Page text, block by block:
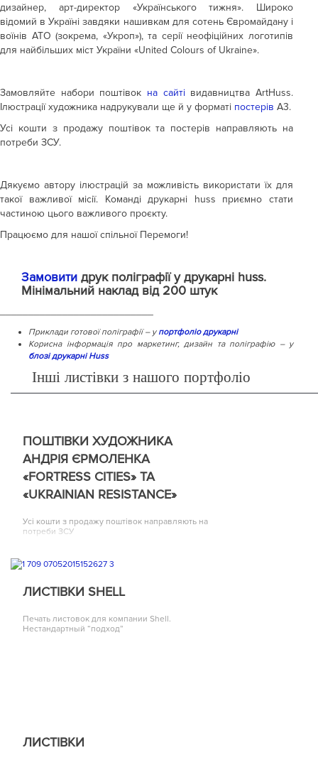
дизайнер, арт-директор «Українського тижня». Широко
відомий в Україні завдяки нашивкам для сотень Євромайдану і
воїнів АТО (зокрема, «Укроп»), та серії неофіційних логотипів
для найбільших міст України «United Colours of Ukraine».
Замовляйте набори поштівок на сайтівидавництва ArtHuss.
Ілюстрації художника надрукували ще й у форматі постерів А3.
Усі кошти з продажу поштівок та постерів направляють на
потреби ЗСУ.
Дякуємо автору ілюстрацій за можливість використати їх для
такої важливої місії. Команді друкарні huss приємно стати
частиною цього важливого проєкту.
Працюємо для нашої спільної Перемоги!
Замовити друк поліграфії у друкарні huss.
Мінімальний наклад від 200 штук
Приклади готової поліграфії – у портфоліо друкарні
Корисна інформація про маркетинг, дизайн та поліграфію – у
блозі друкарні Huss
Інші листівки з нашого портфоліо
ПОШТІВКИ ХУДОЖНИКА
АНДРІЯ ЄРМОЛЕНКА
«FORTRESS CITIES» ТА
«UKRAINIAN RESISTANCE»
Усі кошти з продажу поштівок направляють на
потреби ЗСУ
ЛИСТІВКИ SHELL
Печать листовок для компании Shell.
Нестандартный “подход”
ЛИСТІВКИ